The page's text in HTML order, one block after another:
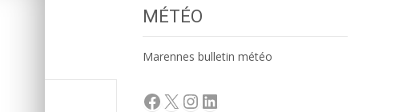
MÉTÉO
Marennes bulletin météo
Facebook
X Instagram
LinkedIn